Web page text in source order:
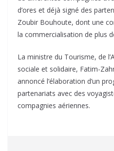
d’ores et déjà signé des
Zoubir Bouhoute, dont une
la commercialisation de plus
La ministre du Tourisme, de
sociale et solidaire, Fatim-
annoncé l’élaboration d’un
partenariats avec des
compagnies aériennes.